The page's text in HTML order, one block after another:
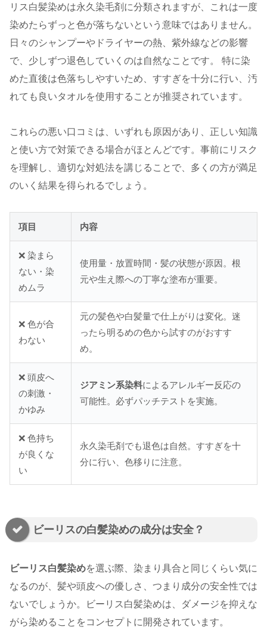
リス白髪染めは永久染毛剤に分類されますが、これは一度
染めたらずっと色が落ちないという意味ではありません。
日々のシャンプーやドライヤーの熱、紫外線などの影響
で、少しずつ退色していくのは自然なことです。 特に染
めた直後は色落ちしやすいため、すすぎを十分に行い、汚
れても良いタオルを使用することが推奨されています。
これらの悪い口コミは、いずれも原因があり、正しい知識
と使い方で対策できる場合がほとんどです。事前にリスク
を理解し、適切な対処法を講じることで、多くの方が満足
のいく結果を得られるでしょう。
項目 内容
❌ 染まら
ない・染
めムラ
使用量・放置時間・髪の状態が原因。根
元や生え際への丁寧な塗布が重要。
❌ 色が合
わない
元の髪色や白髪量で仕上がりは変化。迷
ったら明るめの色から試すのがおすす
め。
❌ 頭皮へ
の刺激・
かゆみ
ジアミン系染料によるアレルギー反応の
可能性。必ずパッチテストを実施。
❌ 色持ち
が良くな
い
永久染毛剤でも退色は自然。すすぎを十
分に行い、色移りに注意。
ビーリスの白髪染めの成分は安全？
ビーリス白髪染めを選ぶ際、染まり具合と同じくらい気に
なるのが、髪や頭皮への優しさ、つまり成分の安全性では
ないでしょうか。ビーリス白髪染めは、ダメージを抑えな
がら染めることをコンセプトに開発されています。